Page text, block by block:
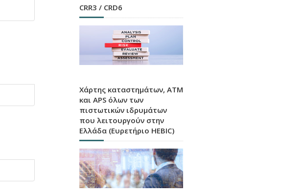
CRR3 / CRD6
Χάρτης καταστημάτων, ATM
και APS όλων των
πιστωτικών ιδρυμάτων
που λειτουργούν στην
Ελλάδα (Ευρετήριο HEBIC)